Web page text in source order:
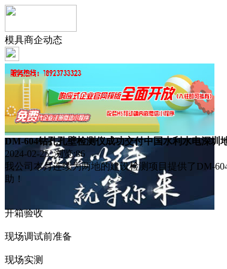
模具商企动态
DM-604钻孔孔壁检测仪成功交付中国水利水电深圳
2024-02-25 浏览:86
我公司本月连续为两地的建设检测项目提供了DM-
助！
开箱验收
现场调试前准备
现场实测